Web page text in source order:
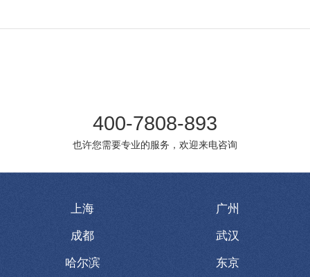
400-7808-893
也许您需要专业的服务，欢迎来电咨询
上海 广州
成都 武汉
哈尔滨 东京